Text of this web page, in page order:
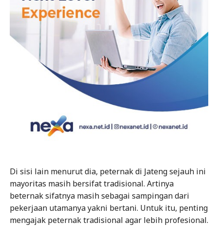
Di sisi lain menurut dia, peternak di Jateng sejauh ini
mayoritas masih bersifat tradisional. Artinya
beternak sifatnya masih sebagai sampingan dari
pekerjaan utamanya yakni bertani. Untuk itu, penting
mengajak peternak tradisional agar lebih profesional.